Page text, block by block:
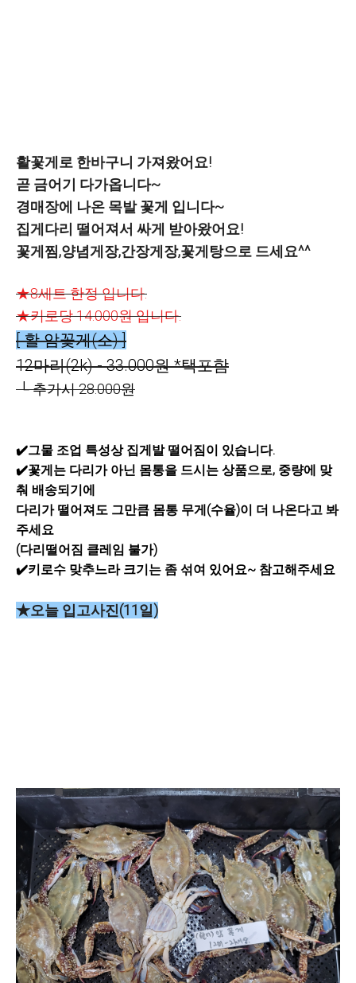
활꽃게로 한바구니 가져왔어요!
곧 금어기 다가옵니다~
경매장에 나온 목발 꽃게 입니다~
집게다리 떨어져서 싸게 받아왔어요!
꽃게찜,양념게장,간장게장,꽃게탕으로 드세요^^
★8세트 한정 입니다.
★키로당 14.000원 입니다.
[ 활 암꽃게(소) ]
12마리(2k) - 33.000원*택포함
└ 추가시 28.000원
✔️그물 조업 특성상 집게발 떨어짐이 있습니다.
✔️꽃게는 다리가 아닌 몸통을 드시는 상품으로, 중량에 맞
춰 배송되기에
다리가 떨어져도 그만큼 몸통 무게(수율)이 더 나온다고 봐
주세요
(다리떨어짐 클레임 불가)
✔️키로수 맞추느라 크기는 좀 섞여 있어요~ 참고해주세요
★오늘 입고사진(11일)